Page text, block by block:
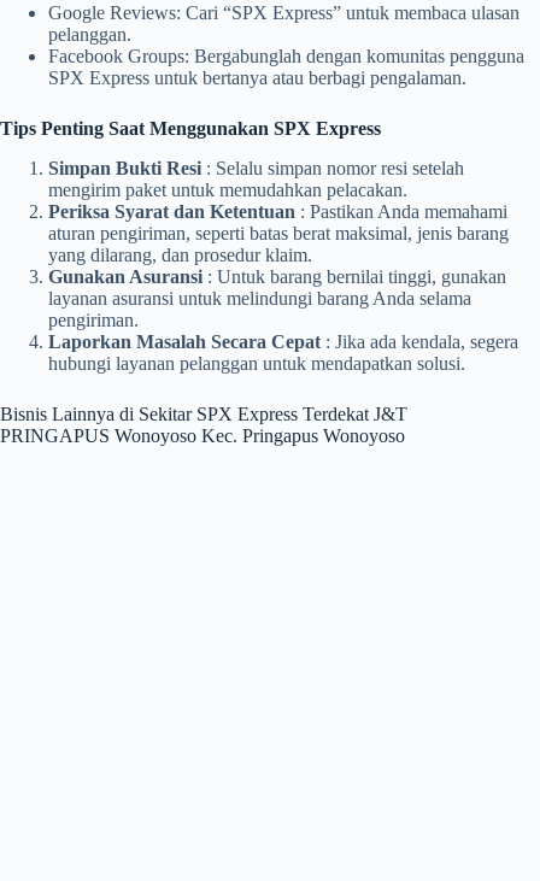
Google Reviews: Cari “SPX Express” untuk membaca ulasan
pelanggan.
Facebook Groups: Bergabunglah dengan komunitas pengguna
SPX Express untuk bertanya atau berbagi pengalaman.
Tips Penting Saat Menggunakan SPX Express
Simpan Bukti Resi : Selalu simpan nomor resi setelah
mengirim paket untuk memudahkan pelacakan.
Periksa Syarat dan Ketentuan : Pastikan Anda memahami
aturan pengiriman, seperti batas berat maksimal, jenis barang
yang dilarang, dan prosedur klaim.
Gunakan Asuransi : Untuk barang bernilai tinggi, gunakan
layanan asuransi untuk melindungi barang Anda selama
pengiriman.
Laporkan Masalah Secara Cepat : Jika ada kendala, segera
hubungi layanan pelanggan untuk mendapatkan solusi.
Bisnis Lainnya di Sekitar SPX Express Terdekat J&T
PRINGAPUS Wonoyoso Kec. Pringapus Wonoyoso